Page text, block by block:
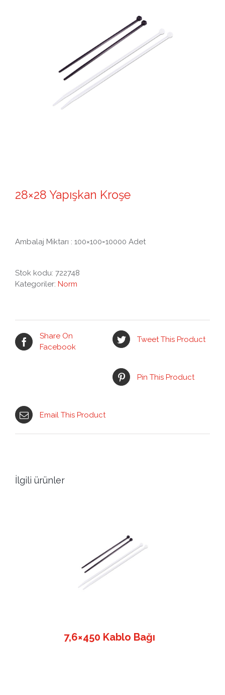
28×28 Yapışkan Kroşe
Ambalaj Miktarı : 100×100=10000 Adet
Stok kodu: 722748
Kategoriler: Norm
Share On
Facebook
Tweet This Product
Pin This Product
Email This Product
İlgili ürünler
7,6×450 Kablo Bağı